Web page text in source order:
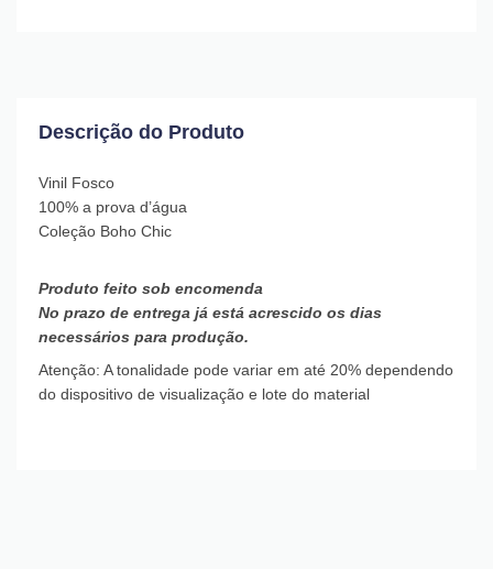
Descrição do Produto
Vinil Fosco
100% a prova d’água
Coleção Boho Chic
Produto feito sob encomenda
No prazo de entrega já está acrescido os dias
necessários para produção.
Atenção: A tonalidade pode variar em até 20% dependendo
do dispositivo de visualização e lote do material